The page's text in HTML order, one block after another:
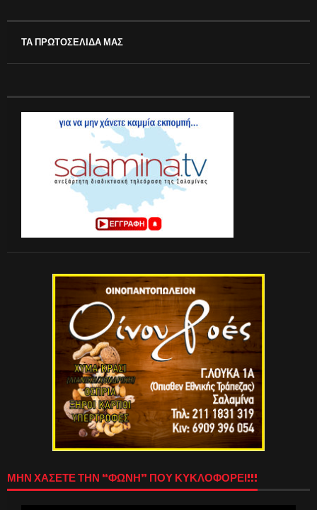
ΤΑ ΠΡΩΤΟΣΕΛΙΔΑ ΜΑΣ
ΜΗΝ ΧΑΣΕΤΕ ΤΗΝ “ΦΩΝΗ” ΠΟΥ ΚΥΚΛΟΦΟΡΕΙ!!!